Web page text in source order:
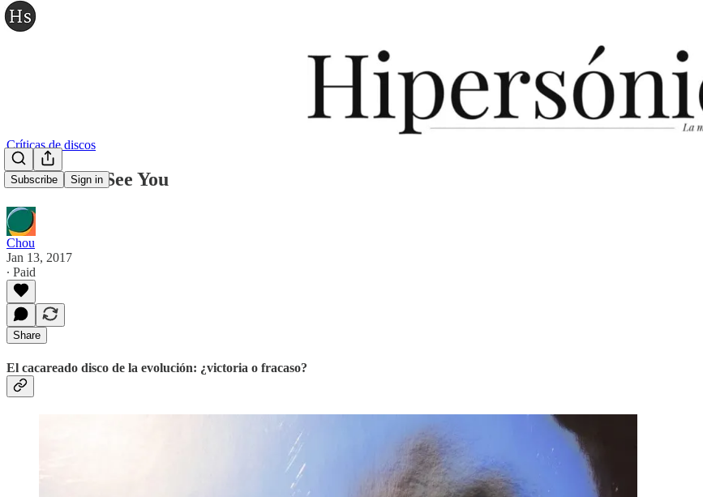
Subscribe Sign in
Críticas de discos
The xx — I See You
Chou
Jan 13, 2017
∙ Paid
Share
El cacareado disco de la evolución: ¿victoria o fracaso?